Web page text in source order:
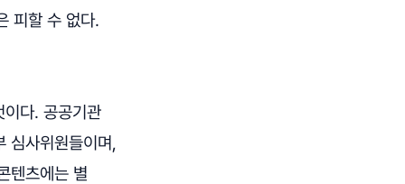
피할 수 없다.
다. 공공기관
심사위원들이며,
텐츠에는 별